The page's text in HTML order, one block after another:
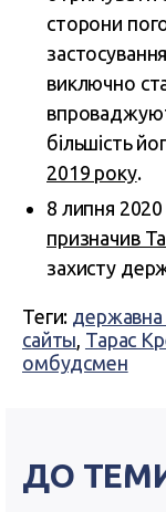
сторони
виключно
більшість
2019 року.
8 липня 2020
призначив
захисту
Теги:
сайты, Тарас
омбудсмен
ДО